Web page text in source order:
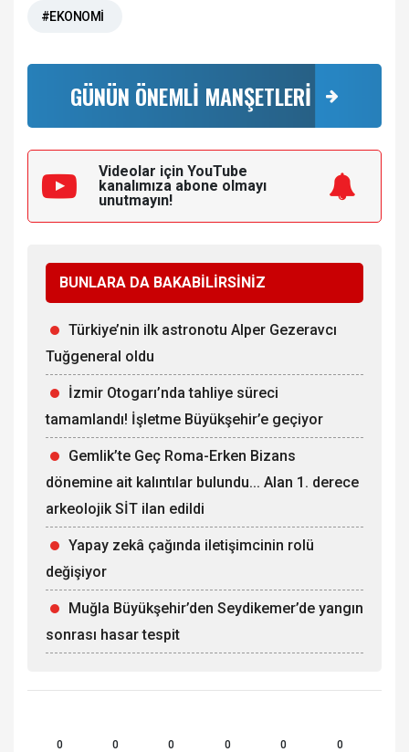
#EKONOMİ
GÜNÜN ÖNEMLİ MANŞETLERİ
Videolar için YouTube
kanalımıza abone olmayı
unutmayın!
BUNLARA DA BAKABİLİRSİNİZ
Türkiye’nin ilk astronotu Alper Gezeravcı
Tuğgeneral oldu
İzmir Otogarı’nda tahliye süreci
tamamlandı! İşletme Büyükşehir’e geçiyor
Gemlik’te Geç Roma-Erken Bizans
dönemine ait kalıntılar bulundu... Alan 1. derece
arkeolojik SİT ilan edildi
Yapay zekâ çağında iletişimcinin rolü
değişiyor
Muğla Büyükşehir’den Seydikemer’de yangın
sonrası hasar tespit
0 0 0 0 0 0